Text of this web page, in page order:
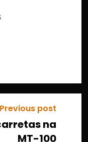
Previous post
na
MT-100